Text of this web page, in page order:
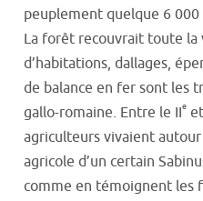
peuplement quelque 6 000
La forêt recouvrait toute la
d’habitations, dallages,
de balance en fer sont les
gallo-romaine. Entre le IIe
agriculteurs vivaient autour
agricole d’un certain
comme en témoignent les